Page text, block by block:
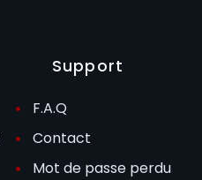
Support
F.A.Q
Contact
Mot de passe perdu